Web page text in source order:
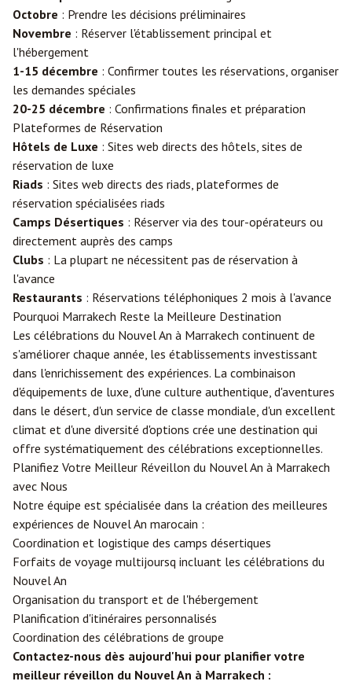
Octobre : Prendre les décisions préliminaires
Novembre : Réserver l'établissement principal et
l'hébergement
1-15 décembre : Confirmer toutes les réservations, organiser
les demandes spéciales
20-25 décembre : Confirmations finales et préparation
Plateformes de Réservation
Hôtels de Luxe : Sites web directs des hôtels, sites de
réservation de luxe
Riads : Sites web directs des riads, plateformes de
réservation spécialisées riads
Camps Désertiques : Réserver via des tour-opérateurs ou
directement auprès des camps
Clubs : La plupart ne nécessitent pas de réservation à
l'avance
Restaurants : Réservations téléphoniques 2 mois à l'avance
Pourquoi Marrakech Reste la Meilleure Destination
Les célébrations du Nouvel An à Marrakech continuent de
s'améliorer chaque année, les établissements investissant
dans l'enrichissement des expériences. La combinaison
d'équipements de luxe, d'une culture authentique, d'aventures
dans le désert, d'un service de classe mondiale, d'un excellent
climat et d'une diversité d'options crée une destination qui
offre systématiquement des célébrations exceptionnelles.
Planifiez Votre Meilleur Réveillon du Nouvel An à Marrakech
avec Nous
Notre équipe est spécialisée dans la création des meilleures
expériences de Nouvel An marocain :
Coordination et logistique des camps désertiques
Forfaits de voyage multijoursq incluant les célébrations du
Nouvel An
Organisation du transport et de l'hébergement
Planification d'itinéraires personnalisés
Coordination des célébrations de groupe
Contactez-nous dès aujourd'hui pour planifier votre
meilleur réveillon du Nouvel An à Marrakech :